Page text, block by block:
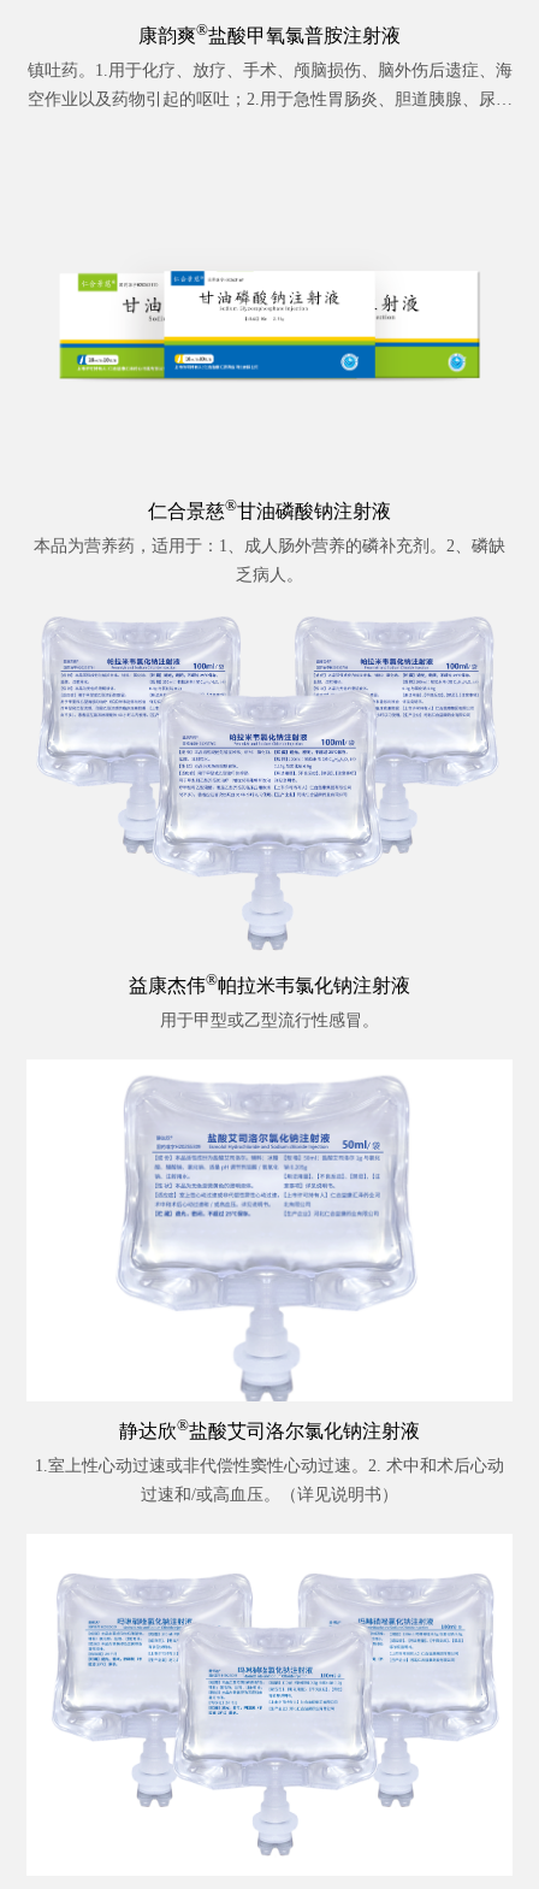
康韵爽®盐酸甲氧氯普胺注射液
镇吐药。1.用于化疗、放疗、手术、颅脑损伤、脑外伤后遗症、海
空作业以及药物引起的呕吐；2.用于急性胃肠炎、胆道胰腺、尿毒
仁合景慈®甘油磷酸钠注射液
本品为营养药，适用于：1、成人肠外营养的磷补充剂。2、磷缺
乏病人。
益康杰伟®帕拉米韦氯化钠注射液
用于甲型或乙型流行性感冒。
静达欣®盐酸艾司洛尔氯化钠注射液
1.室上性心动过速或非代偿性窦性心动过速。2. 术中和术后心动
过速和/或高血压。（详见说明书）